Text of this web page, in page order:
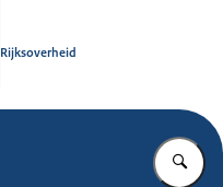
Rijksoverheid